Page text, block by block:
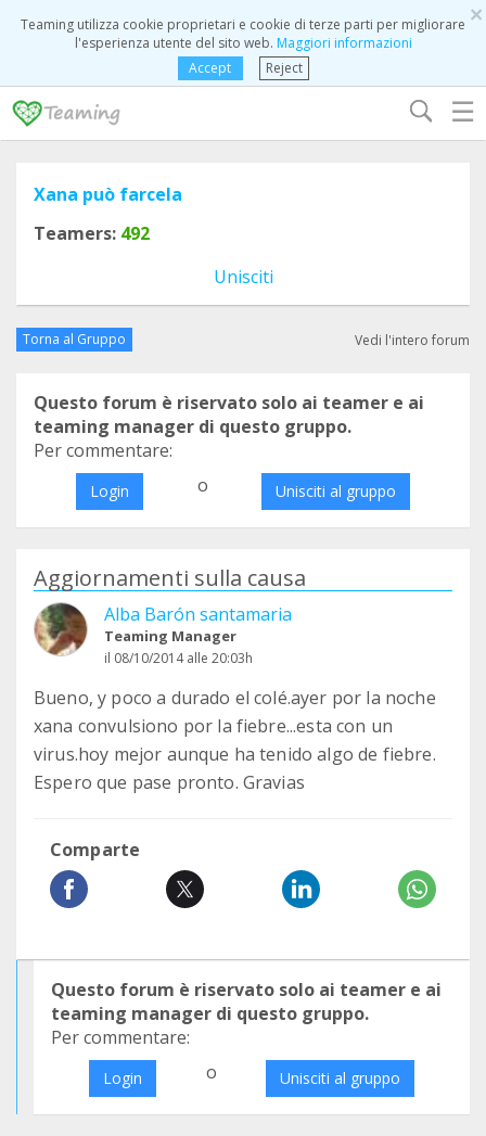
×
Teaming utilizza cookie proprietari e cookie di terze parti per migliorare
l'esperienza utente del sito web. Maggiori informazioni
Accept
Reject
☰
Xana può farcela
Teamers: 492
Unisciti
Torna al Gruppo Vedi l'intero forum
Questo forum è riservato solo ai teamer e ai
teaming manager di questo gruppo.
Per commentare:
Login o Unisciti al gruppo
Aggiornamenti sulla causa
Alba Barón santamaria
Teaming Manager
il 08/10/2014 alle 20:03h
Bueno, y poco a durado el colé.ayer por la noche
xana convulsiono por la fiebre...esta con un
virus.hoy mejor aunque ha tenido algo de fiebre.
Espero que pase pronto. Gravias
Comparte
Questo forum è riservato solo ai teamer e ai
teaming manager di questo gruppo.
Per commentare:
Login o Unisciti al gruppo